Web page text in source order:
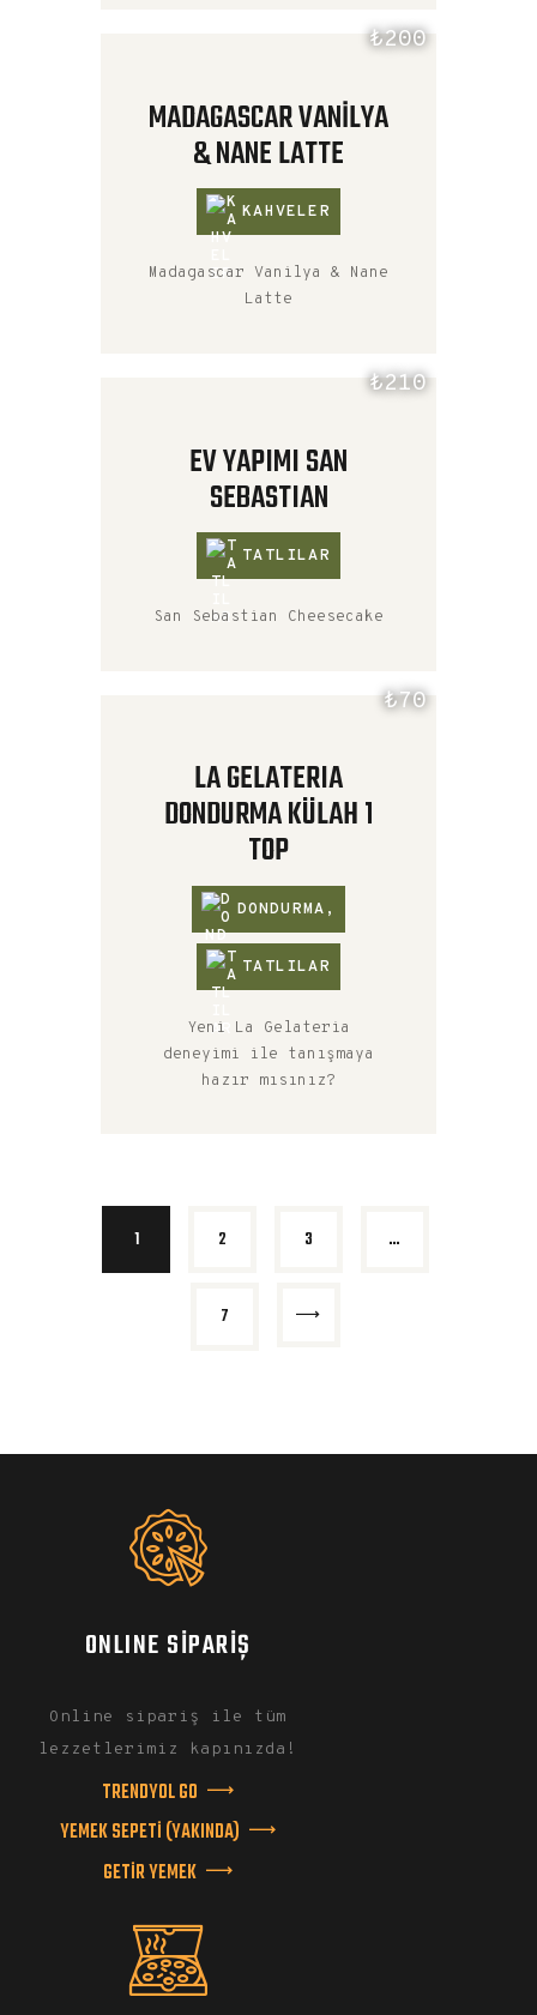
₺200
MADAGASCAR VANILYA
& NANE LATTE
KAHVELER
Madagascar Vanilya & Nane
Latte
₺210
EV YAPIMI SAN
SEBASTIAN
TATLILAR
San Sebastian Cheesecake
₺70
LA GELATERIA
DONDURMA KÜLAH 1
TOP
DONDURMA ,
TATLILAR
Yeni La Gelateria
deneyimi ile tanışmaya
hazır mısınız?
1 2 3 …
7
ONLINE SİPARİŞ
Online sipariş ile tüm
lezzetlerimiz kapınızda!
TRENDYOL GO
YEMEK SEPETİ (YAKINDA)
GETİR YEMEK